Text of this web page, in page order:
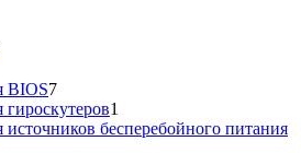
BIOS77
товаров1
товар
бесперебойного питания